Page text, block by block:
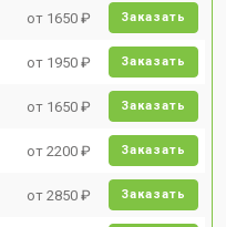
от 1650 ₽ Заказать
от 1950 ₽ Заказать
от 1650 ₽ Заказать
от 2200 ₽ Заказать
от 2850 ₽ Заказать